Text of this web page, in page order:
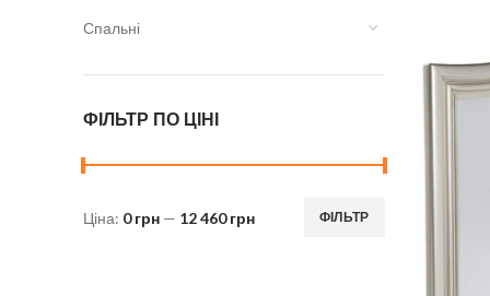
Спальні
ФІЛЬТР ПО ЦІНІ
Мінімальна
Найбільша
ФІЛЬТР
Ціна: 0 грн — 12 460 грн